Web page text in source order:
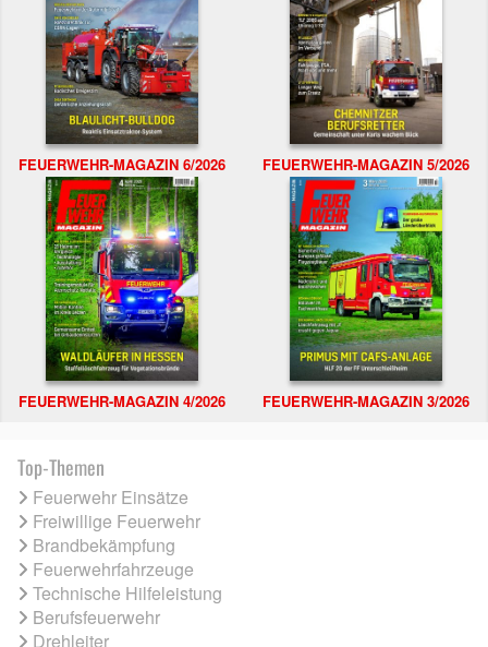
FEUERWEHR-MAGAZIN 6/2026 FEUERWEHR-MAGAZIN 5/2026
FEUERWEHR-MAGAZIN 4/2026 FEUERWEHR-MAGAZIN 3/2026
Top-Themen
Feuerwehr Einsätze
Freiwillige Feuerwehr
Brandbekämpfung
Feuerwehrfahrzeuge
Technische Hilfeleistung
Berufsfeuerwehr
Drehleiter